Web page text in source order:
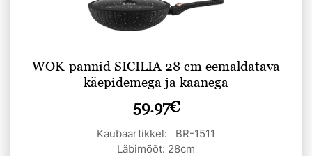
WOK-pannid SICILIA 28 cm eemaldatava
käepidemega ja kaanega
59.97€
Kaubaartikkel: BR-1511
Läbimõõt: 28cm